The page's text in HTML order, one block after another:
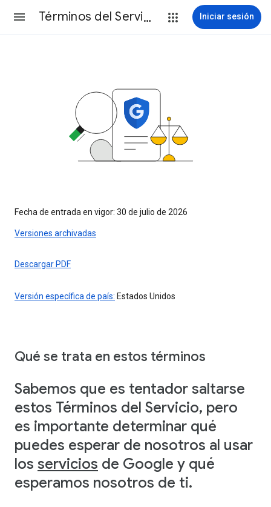
Términos del Servicio Iniciar sesión
Fecha de entrada en vigor: 30 de julio de 2026
Versiones archivadas
Descargar PDF
Versión específica de país: Estados Unidos
Qué se trata en estos términos
Sabemos que es tentador saltarse
estos Términos del Servicio, pero
es importante determinar qué
puedes esperar de nosotros al usar
los servicios de Google y qué
esperamos nosotros de ti.